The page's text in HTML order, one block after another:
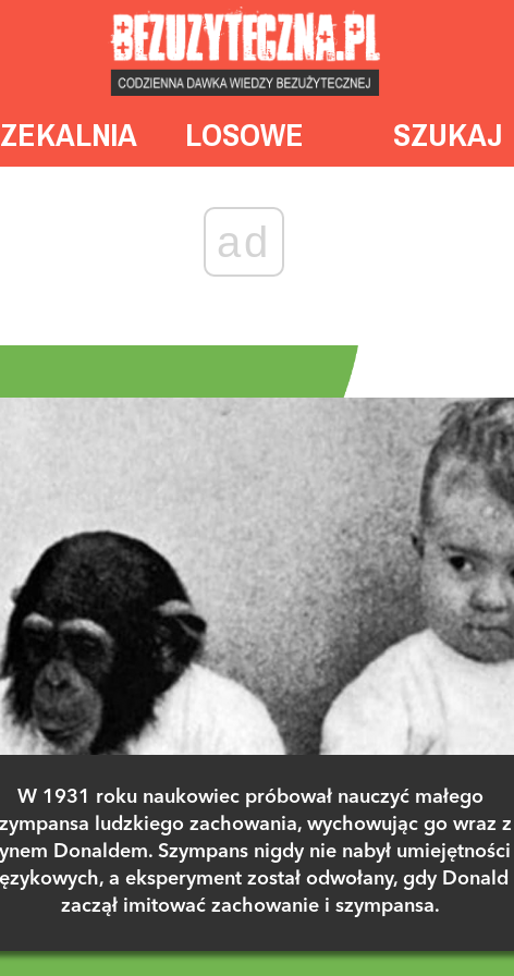
LOSOWE SZUKAJ
ad
W 1931 roku naukowiec próbował nauczyć małego
ludzkiego zachowania, wychowując go wraz z
Donaldem. Szympans nigdy nie nabył umiejętności
a eksperyment został odwołany, gdy Donald
zaczął imitować zachowanie i szympansa.